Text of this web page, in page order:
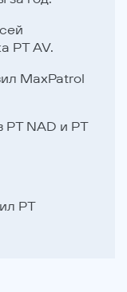
PT AV.
MaxPatrol
PT NAD и PT
PT